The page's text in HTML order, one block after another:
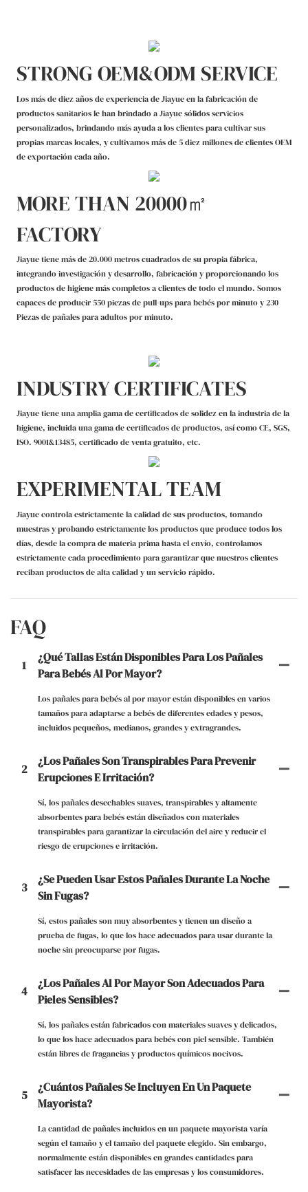
STRONG OEM&ODM SERVICE
Los más de diez años de experiencia de Jiayue en la fabricación de
productos sanitarios le han brindado a Jiayue sólidos servicios
personalizados, brindando más ayuda a los clientes para cultivar sus
propias marcas locales, y cultivamos más de 5 diez millones de clientes OEM
de exportación cada año.
MORE THAN 20000㎡
FACTORY
Jiayue tiene más de 20.000 metros cuadrados de su propia fábrica,
integrando investigación y desarrollo, fabricación y proporcionando los
productos de higiene más completos a clientes de todo el mundo. Somos
capaces de producir 550 piezas de pull-ups para bebés por minuto y 230
Piezas de pañales para adultos por minuto.
INDUSTRY CERTIFICATES
Jiayue tiene una amplia gama de certificados de solidez en la industria de la
higiene, incluida una gama de certificados de productos, así como CE, SGS,
ISO. 9001&13485, certificado de venta gratuito, etc.
EXPERIMENTAL TEAM
Jiayue controla estrictamente la calidad de sus productos, tomando
muestras y probando estrictamente los productos que produce todos los
días, desde la compra de materia prima hasta el envío, controlamos
estrictamente cada procedimiento para garantizar que nuestros clientes
reciban productos de alta calidad y un servicio rápido.
FAQ
1
¿Qué Tallas Están Disponibles Para Los Pañales
Para Bebés Al Por Mayor?
Los pañales para bebés al por mayor están disponibles en varios
tamaños para adaptarse a bebés de diferentes edades y pesos,
incluidos pequeños, medianos, grandes y extragrandes.
2
¿Los Pañales Son Transpirables Para Prevenir
Erupciones E Irritación?
Sí, los pañales desechables suaves, transpirables y altamente
absorbentes para bebés están diseñados con materiales
transpirables para garantizar la circulación del aire y reducir el
riesgo de erupciones e irritación.
3
¿Se Pueden Usar Estos Pañales Durante La Noche
Sin Fugas?
Sí, estos pañales son muy absorbentes y tienen un diseño a
prueba de fugas, lo que los hace adecuados para usar durante la
noche sin preocuparse por fugas.
4
¿Los Pañales Al Por Mayor Son Adecuados Para
Pieles Sensibles?
Sí, los pañales están fabricados con materiales suaves y delicados,
lo que los hace adecuados para bebés con piel sensible. También
están libres de fragancias y productos químicos nocivos.
5
¿Cuántos Pañales Se Incluyen En Un Paquete
Mayorista?
La cantidad de pañales incluidos en un paquete mayorista varía
según el tamaño y el tamaño del paquete elegido. Sin embargo,
normalmente están disponibles en grandes cantidades para
satisfacer las necesidades de las empresas y los consumidores.